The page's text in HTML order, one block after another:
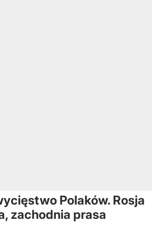
Polaków. Rosja
zachodnia prasa